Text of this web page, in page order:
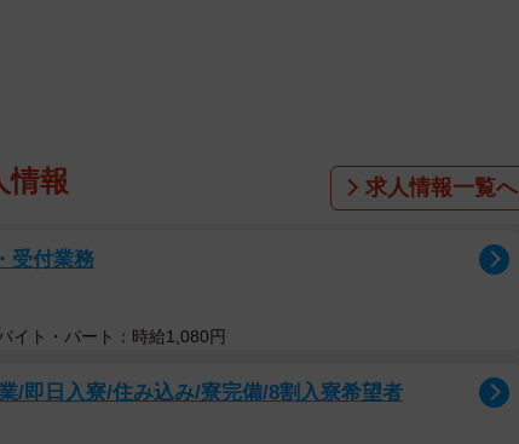
情報 求人情報一覧へ
受付業務
イト・パート：時給1,080円
/即日入寮/住み込み/寮完備/8割入寮希望者